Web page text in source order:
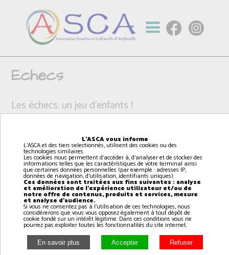
Echecs
Les échecs, un jeu d'enfants !
L'ASCA vous informe
L'ASCA et des tiers selectionnés, utilisent des cookies ou des
technologies similaires.
Les cookies nous permettent d'accéder à, d'analyser et de stocker des
informations telles que les caractéristiques de votre terminal ainsi
que certaines données personnelles (par exemple : adresses IP,
données de navigation, d'utilisation, identifiants uniques).
Ces données sont traitées aux fins suivantes : analyse
et amélioration de l'expérience utilisateur et/ou de
notre offre de contenus, produits et services, mesure
et analyse d'audience.
Si vous ne consentez pas à l'utilisation de ces technologies, nous
considérerons que vous vous opposez également à tout dépôt de
cookie fondé sur un intérêt légitime. Dans ces conditions vous ne
pourrez pas exploiter toutes les fonctionnalités du site internet.